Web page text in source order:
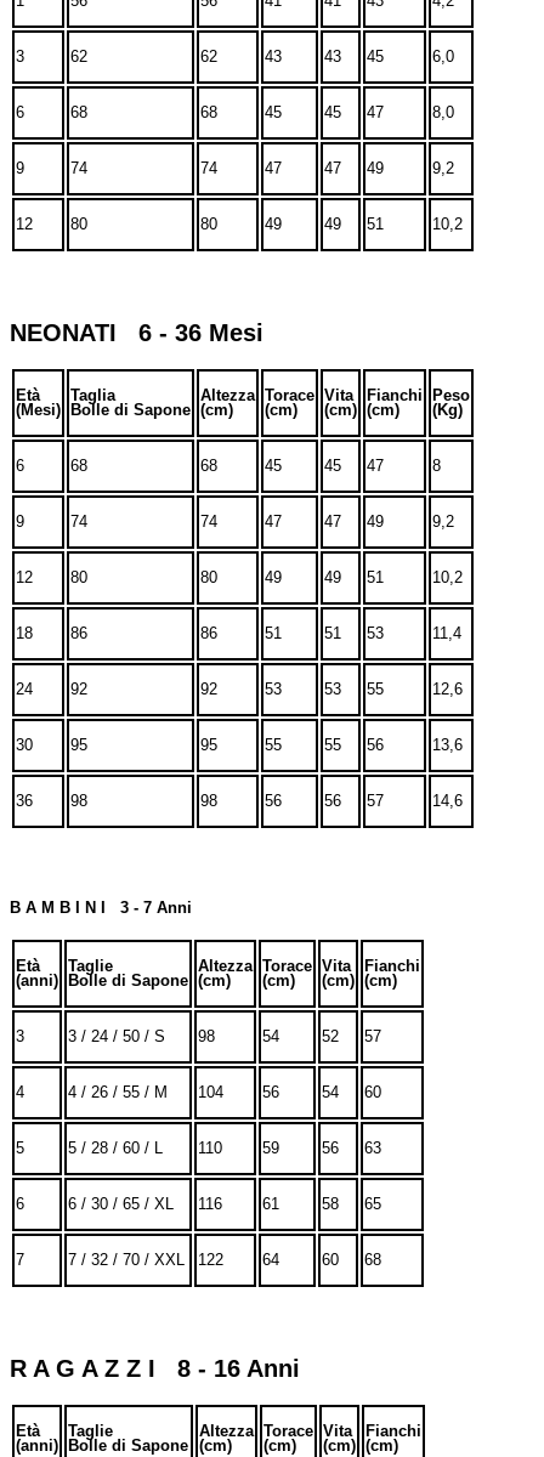
3 62 62 43 43 45 6,0
6 68 68 45 45 47 8,0
9 74 74 47 47 49 9,2
12 80 80 49 49 51 10,2
NEONATI 6 - 36 Mesi
Età
(Mesi)
Taglia
Bolle di Sapone
Altezza
(cm)
Torace
(cm)
Vita
(cm)
Fianchi
(cm)
Peso
(Kg)
6 68 68 45 45 47 8
9 74 74 47 47 49 9,2
12 80 80 49 49 51 10,2
18 86 86 51 51 53 11,4
24 92 92 53 53 55 12,6
30 95 95 55 55 56 13,6
36 98 98 56 56 57 14,6
B A M B I N I 3 - 7 Anni
Età
(anni)
Taglie
Bolle di Sapone
Altezza
(cm)
Torace
(cm)
Vita
(cm)
Fianchi
(cm)
3 3 / 24 / 50 / S 98 54 52 57
4 4 / 26 / 55 / M 104 56 54 60
5 5 / 28 / 60 / L 110 59 56 63
6 6 / 30 / 65 / XL 116 61 58 65
7 7 / 32 / 70 / XXL 122 64 60 68
R A G A Z Z I 8 - 16 Anni
Età
(anni)
Taglie
Bolle di Sapone
Altezza
(cm)
Torace
(cm)
Vita
(cm)
Fianchi
(cm)